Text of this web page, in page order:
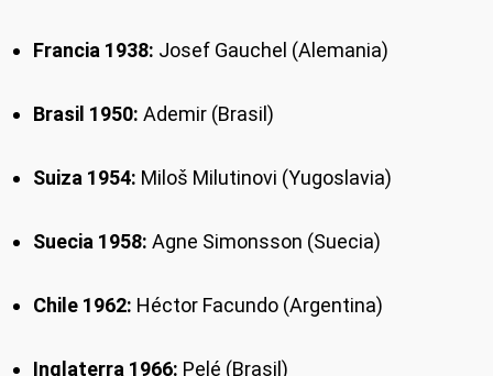
Francia 1938: Josef Gauchel (Alemania)
Brasil 1950: Ademir (Brasil)
Suiza 1954: Miloš Milutinovi (Yugoslavia)
Suecia 1958: Agne Simonsson (Suecia)
Chile 1962: Héctor Facundo (Argentina)
Inglaterra 1966: Pelé (Brasil)